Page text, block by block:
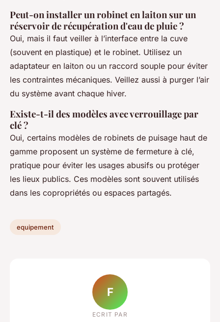
Peut-on installer un robinet en laiton sur un
réservoir de récupération d'eau de pluie ?
Oui, mais il faut veiller à l’interface entre la cuve
(souvent en plastique) et le robinet. Utilisez un
adaptateur en laiton ou un raccord souple pour éviter
les contraintes mécaniques. Veillez aussi à purger l’air
du système avant chaque hiver.
Existe-t-il des modèles avec verrouillage par
clé ?
Oui, certains modèles de robinets de puisage haut de
gamme proposent un système de fermeture à clé,
pratique pour éviter les usages abusifs ou protéger
les lieux publics. Ces modèles sont souvent utilisés
dans les copropriétés ou espaces partagés.
equipement
F
ECRIT PAR